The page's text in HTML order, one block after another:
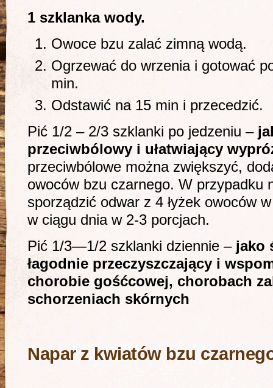
1 szklanka wody.
Owoce bzu zalać zimną wodą.
Ogrzewać do wrzenia i gotować
min.
Odstawić na 15 min i przecedzić.
Pić 1/2 – 2/3 szklanki po jedzeniu –
przeciwbólowy i ułatwiający
przeciwbólowe można zwiększyć,
owoców bzu czarnego. W przypadku
sporządzić odwar z 4 łyżek owoców
w ciągu dnia w 2-3 porcjach.
Pić 1/3—1/2 szklanki dziennie – jako
łagodnie przeczyszczający i
chorobie gośćcowej, chorobach
schorzeniach skórnych
Napar z kwiatów bzu